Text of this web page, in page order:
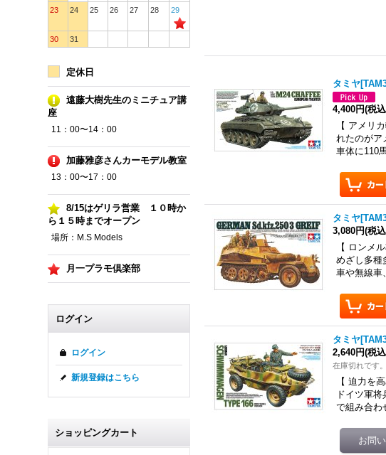
23
24 25 26 27 28 29
30 31
定休日
遠藤大樹先生のミニチュア講
座
11：00〜14：00
加藤雅彦さんカーモデル教室
13：00〜17：00
8/15はゲリラ営業 １０時か
ら１５時までオープン
場所：M.S Models
月一プラモ倶楽部
ログイン
ログイン
新規登録はこちら
ショッピングカート
タミヤ
4,400円(税
【 アメリ
れたのがア
車体に110
タミヤ
3,080円(税
【 ロンメ
めざし多種
車や無線
タミヤ
2,640円(税
在庫切れです
【 迫力を
ドイツ軍
で組み合